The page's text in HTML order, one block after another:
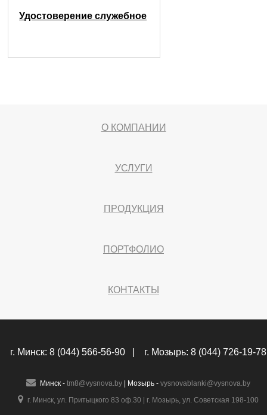
Удостоверение служебное
О КОМПАНИИ
УСЛУГИ
ПРОДУКЦИЯ
ПОРТФОЛИО
КОНТАКТЫ
г. Минск: 8 (044) 566-56-90 | г. Мозырь: 8 (044) 726-19-78
Минск - tm8@vysnova.by| Мозырь - vysnovablanki@vysnova.by
г. Минск, ул. Притыцкого 83 оф.30 | г. Мозырь, ул. Советская 198-100